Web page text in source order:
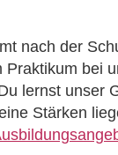
nach der
Praktikum bei
lernst unser
Stärken